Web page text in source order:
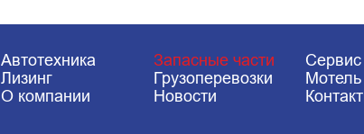
Автотехника Запасные части
Сервис
Лизинг
Грузоперевозки
Мотель
О компании
Новости